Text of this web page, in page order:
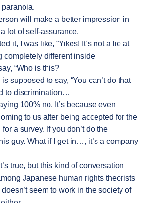
paranoia.
will make a better impression in
lot of self-assurance.
it, I was like, “Yikes! It’s not a lie at
completely different inside.
“Who is this?
supposed to say, “You can’t do that
to discrimination…
100% no. It’s because even
to us after being accepted for the
a survey. If you don’t do the
guy. What if I get in…, it’s a company
true, but this kind of conversation
Japanese human rights theorists
seem to work in the society of